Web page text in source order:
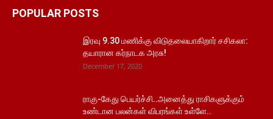
POPULAR POSTS
இரவு 9.30 மணிக்கு விடுதலையாகிறார் சசிகலா:
தயாரான கர்நாடக அரசு!
December 17, 2020
ராகு-கேது பெயர்ச்சி..அனைத்து ராசிகளுக்கும்
உண்டான பலன்கள் விபரங்கள் உள்ளே..